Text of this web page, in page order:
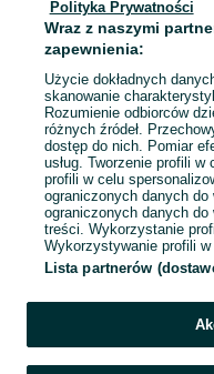
Mapa ministron
Popularne wyszukiwania
Polityka Prywatności
Wraz z naszymi
zapewnienia:
Użycie dokładnych
skanowanie
Rozumienie odbiorców
różnych źródeł.
dostęp do nich. Pomiar
usług. Tworzenie profili
profili w celu
ograniczonych danych
ograniczonych danych
treści. Wykorzystanie
Wykorzystywanie profili
Lista partnerów